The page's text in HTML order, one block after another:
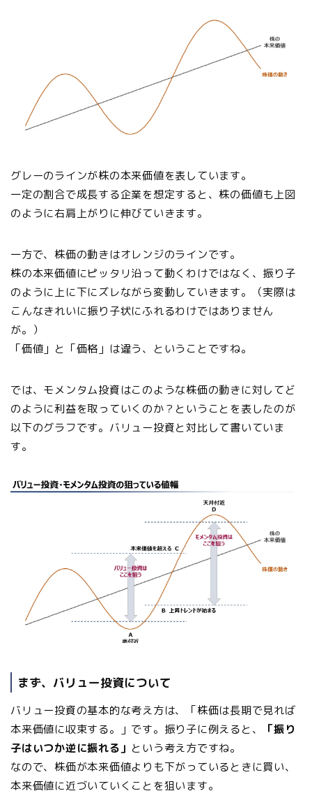
グレーのラインが株の本来価値を表しています。
一定の割合で成長する企業を想定すると、株の価値も上図
のように右肩上がりに伸びていきます。
一方で、株価の動きはオレンジのラインです。
株の本来価値にピッタリ沿って動くわけではなく、振り子
のように上に下にズレながら変動していきます。（実際は
こんなきれいに振り子状にふれるわけではありません
が。）
「価値」と「価格」は違う、ということですね。
では、モメンタム投資はこのような株価の動きに対してど
のように利益を取っていくのか？ということを表したのが
以下のグラフです。バリュー投資と対比して書いていま
す。
まず、バリュー投資について
バリュー投資の基本的な考え方は、「株価は長期で見れば
本来価値に収束する。」です。振り子に例えると、
「振り
子はいつか逆に振れる」 という考え方ですね。
なので、株価が本来価値よりも下がっているときに買い、
本来価値に近づいていくことを狙います。